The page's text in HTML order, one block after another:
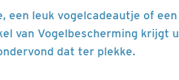
een leuk vogelcadeautje of een
van Vogelbescherming krijgt u
dat ter plekke.